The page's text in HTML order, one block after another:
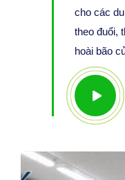
cho các
theo đuổi,
hoài bão